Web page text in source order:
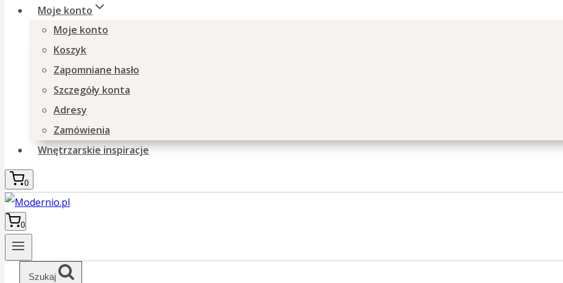
Moje konto
Moje konto
Koszyk
Zapomniane hasło
Szczegóły konta
Adresy
Zamówienia
Wnętrzarskie inspiracje
0
0
Szukaj